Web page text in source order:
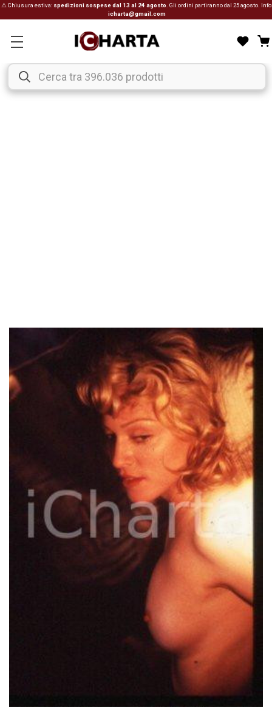
⚠ Chiusura estiva: spedizioni sospese dal 13 al 24 agosto . Gli ordini partiranno dal 25 agosto. Info:
icharta@gmail.com